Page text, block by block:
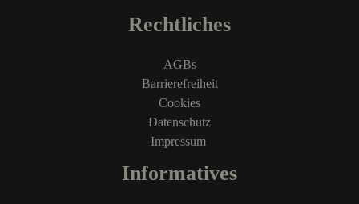
Rechtliches
AGBs
Barrierefreiheit
Cookies
Datenschutz
Impressum
Informatives